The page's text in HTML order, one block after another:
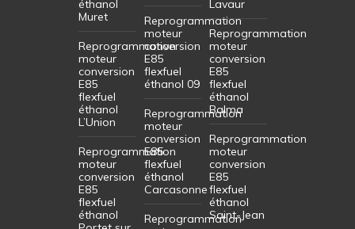
éthanol
Muret
Reprogrammation
moteur
conversion
E85
flexfuel
éthanol
L’Union
Reprogrammation
moteur
conversion
E85
flexfuel
éthanol
Reprogrammation
moteur
conversion
E85
flexfuel
éthanol 09
Reprogrammation
moteur
conversion
E85
flexfuel
éthanol
Carcasonne
Reprogrammation
Lavaur
Reprogrammation
moteur
conversion
E85
flexfuel
éthanol
Balma
Reprogrammation
moteur
conversion
E85
flexfuel
éthanol
Saint-Jean